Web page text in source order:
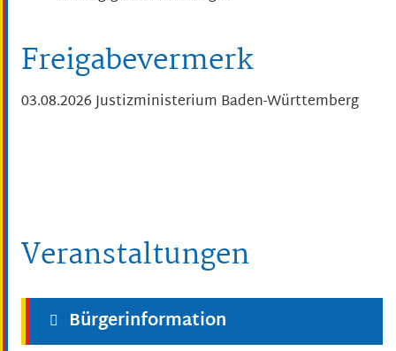
Freigabevermerk
03.08.2026 Justizministerium Baden-Württemberg
Veranstaltungen
Bürgerinformation